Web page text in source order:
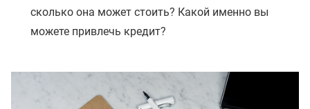
сколько она может стоить? Какой именно вы
можете привлечь кредит?